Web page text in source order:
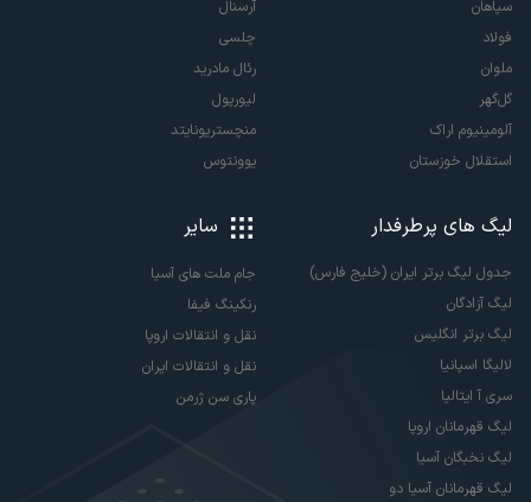
سپاهان
فولاد
ملوان
گل‌گهر
آلومینیوم اراک
استقلال خوزستان
آرسنال
چلسی
رئال مادرید
لیورپول
منچستریونایتد
یوونتوس
لیگ های پرطرفدار
جدول لیگ برتر ایران (خلیج فارس)
لیگ آزادگان
لیگ برتر انگلیس
لالیگا اسپانیا
سری آ ایتالیا
لیگ قهرمانان اروپا
لیگ نخبگان آسیا
لیگ قهرمانان آسیا دو
سایر
جام ملت های آسیا
رنکینگ فیفا
نقل و انتقالات اروپا
نقل و انتقالات ایران
پاری سن ژرمن